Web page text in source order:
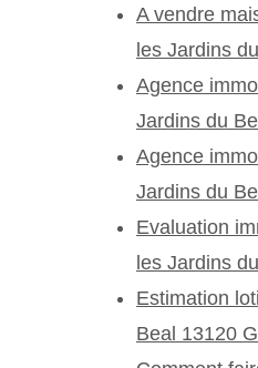
A vendre
les Jardins
Agence
Jardins du
Agence
Jardins du
Evaluation
les Jardins
Estimation
Beal 13120